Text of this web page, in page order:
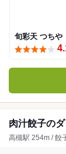
旬彩天 つちや
肉汁餃子の
高槻駅 254m / 餃